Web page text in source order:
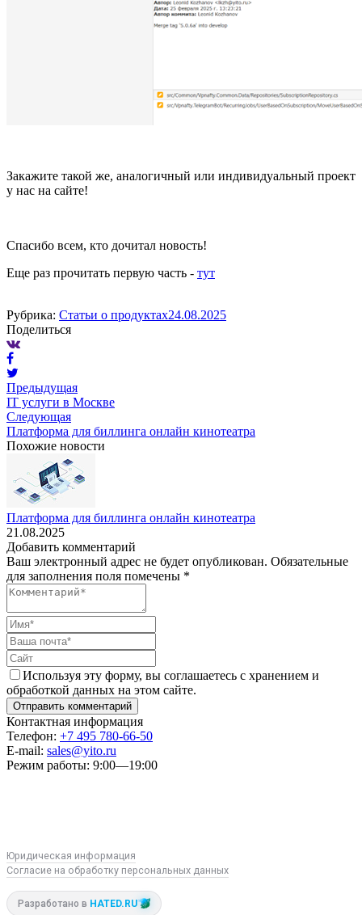
Закажите такой же, аналогичный или индивидуальный проект
у нас на сайте!
Спасибо всем, кто дочитал новость!
Еще раз прочитать первую часть - тут
Рубрика: Статьи о продуктах24.08.2025
Поделиться
Предыдущая
IT услуги в Москве
Следующая
Платформа для биллинга онлайн кинотеатра
Похожие новости
Платформа для биллинга онлайн кинотеатра
21.08.2025
Добавить комментарий
Ваш электронный адрес не будет опубликован. Обязательные
для заполнения поля помечены *
Используя эту форму, вы соглашаетесь с хранением и
обработкой данных на этом сайте.
Контактная информация
Телефон: +7 495 780-66-50
E-mail: sales@yito.ru
Режим работы: 9:00—19:00
Юридическая информация
Согласие на обработку персональных данных
Разработано в HATED.RU